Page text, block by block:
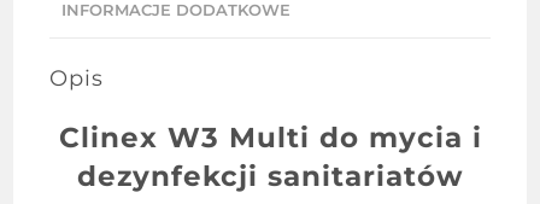
INFORMACJE DODATKOWE
Opis
Clinex W3 Multi do mycia i
dezynfekcji sanitariatów